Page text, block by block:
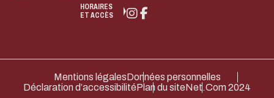
HORAIRES
ET ACCÈS
Mentions légalesDonnées personnelles
Déclaration d’accessibilitéPlan du siteNet.Com 2024